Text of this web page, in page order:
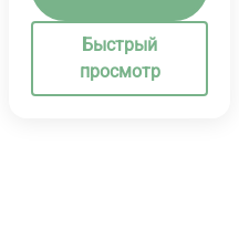
Быстрый
просмотр